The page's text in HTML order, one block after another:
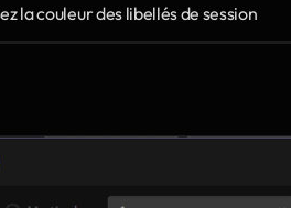
la couleur des libellés de session